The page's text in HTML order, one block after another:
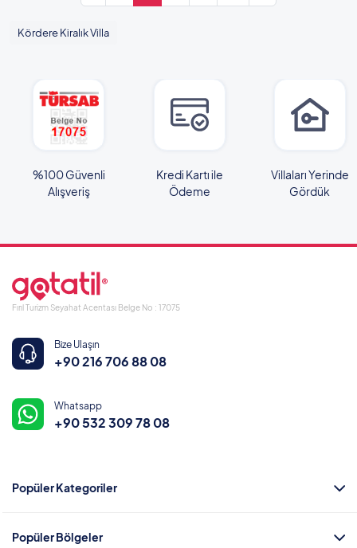
Kördere Kiralık Villa
%100 Güvenli
Alışveriş
Kredi Kartı ile
Ödeme
Villaları Yerinde
Gördük
Fırıl Turizm Seyahat Acentası Belge No : 17075
Bize Ulaşın
+90 216 706 88 08
Whatsapp
+90 532 309 78 08
Popüler Kategoriler
Popüler Bölgeler